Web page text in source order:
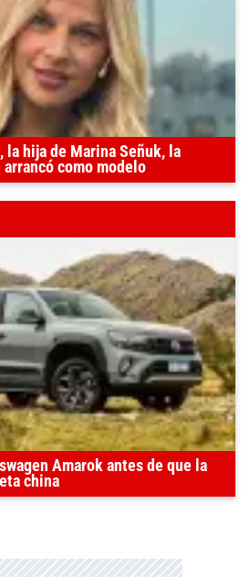
la hija de Marina Señuk, la
como modelo
Amarok antes de que la
china